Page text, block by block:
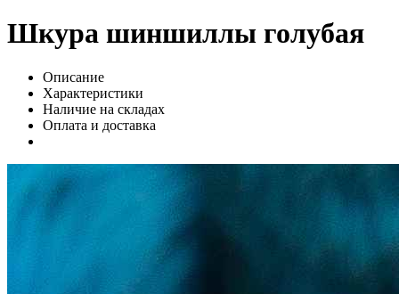
Шкура шиншиллы голубая
Описание
Характеристики
Наличие на складах
Оплата и доставка